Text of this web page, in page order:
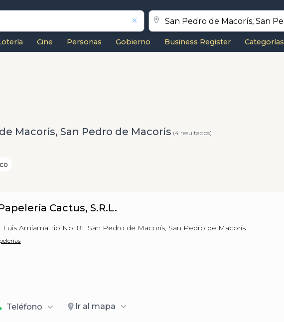
Cine Personas Gobierno Business Register Categorías
Macorís, San Pedro de Macorís (4 resultados)
Cactus, S.R.L.
Luis Amiama Tio No. 81, San Pedro de Macorís, San Pedro de Macorís
Teléfono Ir al mapa